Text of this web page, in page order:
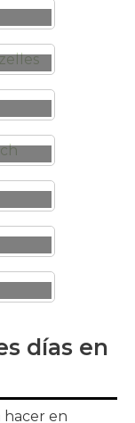
días en
hacer en